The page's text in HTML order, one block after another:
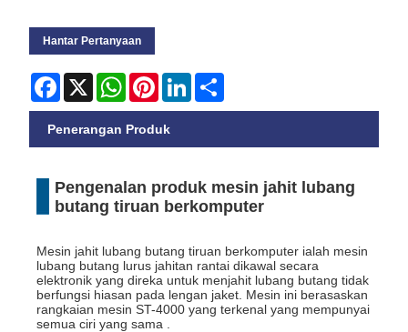
Hantar Pertanyaan
Facebook
X WhatsApp
PinterestLinkedIn
Penerangan Produk
Pengenalan produk mesin jahit lubang
butang tiruan berkomputer
Mesin jahit lubang butang tiruan berkomputer ialah mesin
lubang butang lurus jahitan rantai dikawal secara
elektronik yang direka untuk menjahit lubang butang tidak
berfungsi hiasan pada lengan jaket. Mesin ini berasaskan
rangkaian mesin ST-4000 yang terkenal yang mempunyai
semua ciri yang sama .